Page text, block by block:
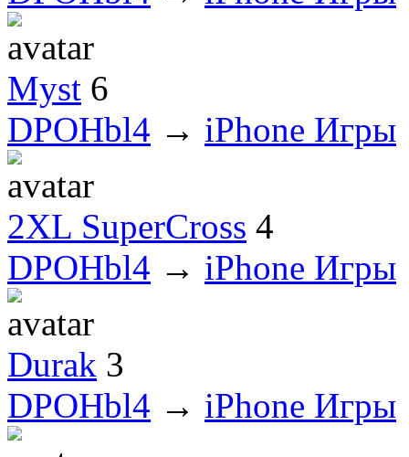
Myst 6
DPOHbl4 → iPhone Игры
2XL SuperCross 4
DPOHbl4 → iPhone Игры
Durak 3
DPOHbl4 → iPhone Игры